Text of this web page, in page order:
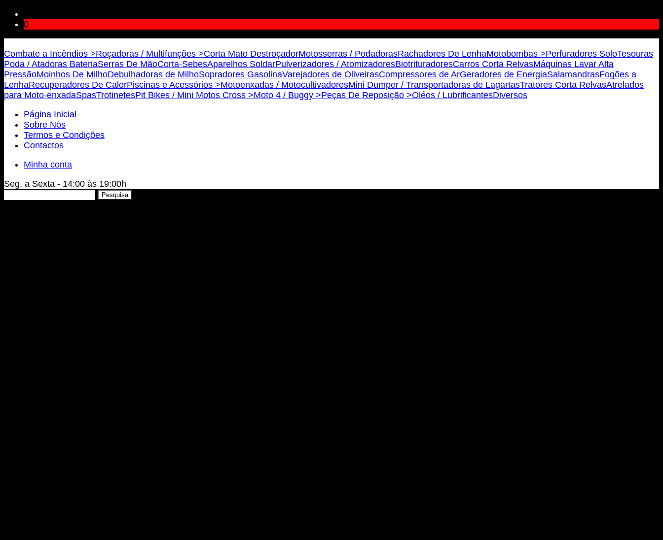
0
Combate a Incêndios >Roçadoras / Multifunções >Corta Mato DestroçadorMotosserras / PodadorasRachadores De LenhaMotobombas >Perfuradores SoloTesouras
Poda / Atadoras BateriaSerras De MãoCorta-SebesAparelhos SoldarPulverizadores / AtomizadoresBiotrituradoresCarros Corta RelvasMáquinas Lavar Alta
PressãoMoinhos De MilhoDebulhadoras de MilhoSopradores GasolinaVarejadores de OliveirasCompressores de ArGeradores de EnergiaSalamandrasFogões a
LenhaRecuperadores De CalorPiscinas e Acessórios >Motoenxadas / MotocultivadoresMini Dumper / Transportadoras de LagartasTratores Corta RelvasAtrelados
para Moto-enxadaSpasTrotinetesPit Bikes / Mini Motos Cross >Moto 4 / Buggy >Peças De Reposição >Oléos / LubrificantesDiversos
Página Inicial
Sobre Nós
Termos e Condições
Contactos
Minha conta
Seg. a Sexta - 14:00 às 19:00h
Pesquisa